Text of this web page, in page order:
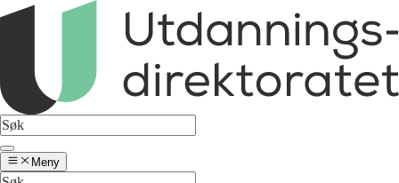
Meny